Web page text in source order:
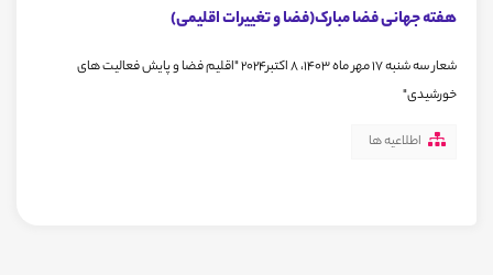
هفته جهانی فضا مبارک(فضا و تغییرات اقلیمی)
شعار سه شنبه 17 مهر ماه 1403، 8 اکتبر2024 "اقلیم فضا و پایش فعالیت های
خورشیدی"
اطلاعیه ها